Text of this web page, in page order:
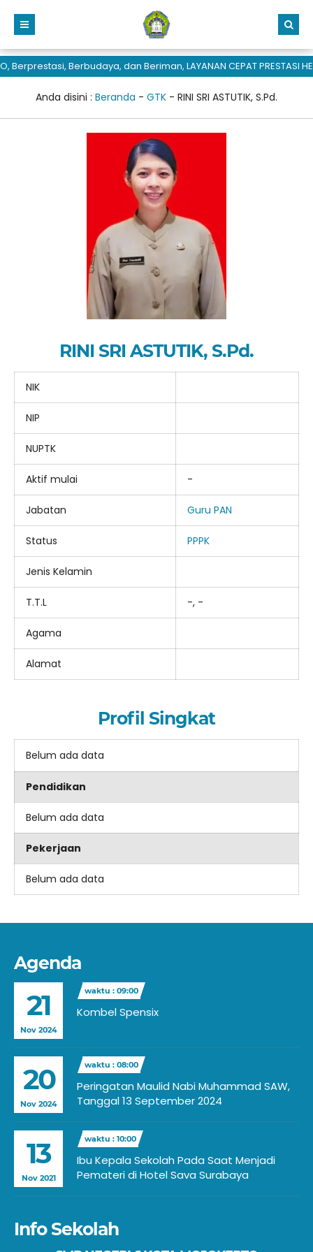
Berbudaya, dan Beriman, LAYANAN CEPAT PRESTASI
Anda disini : Beranda - GTK - RINI SRI ASTUTIK, S.Pd.
RINI SRI ASTUTIK, S.Pd.
NIK
NIP
NUPTK
Aktif mulai -
Jabatan Guru PAN
Status PPPK
Jenis Kelamin
T.T.L -, -
Agama
Alamat
Profil Singkat
Belum ada data
Pendidikan
Belum ada data
Pekerjaan
Belum ada data
Agenda
21
Nov 2024
waktu : 09:00
Kombel Spensix
20
Nov 2024
waktu : 08:00
Peringatan Maulid Nabi Muhammad SAW,
Tanggal 13 September 2024
13
Nov 2021
waktu : 10:00
Ibu Kepala Sekolah Pada Saat Menjadi
Pemateri di Hotel Sava Surabaya
Info Sekolah